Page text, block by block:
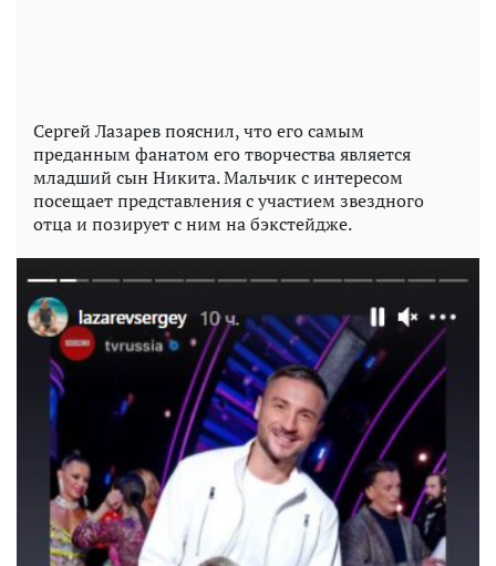
Сергей Лазарев пояснил, что его самым
преданным фанатом его творчества является
младший сын Никита. Мальчик с интересом
посещает представления с участием звездного
отца и позирует с ним на бэкстейдже.